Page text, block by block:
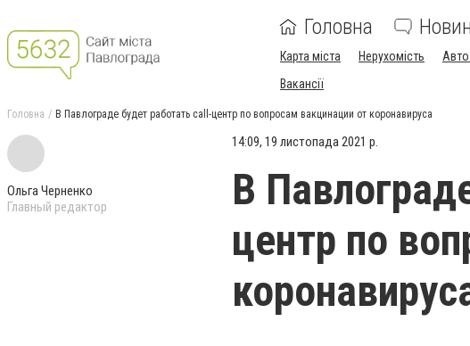
Головна
Карта міста Нерухомість
Вакансії
Головна В Павлограде будет работать call-центр по вопросам вакцинации от коронавируса
Ольга Черненко
Главный редактор
14:09, 19 листопада 2021 р.
В
центр по